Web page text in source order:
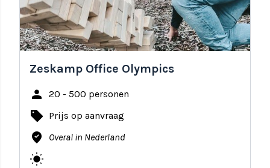
Zeskamp Office Olympics
person 20 - 500 personen
local_offer Prijs op aanvraag
where_to_vote Overal in Nederland
wb_sunny